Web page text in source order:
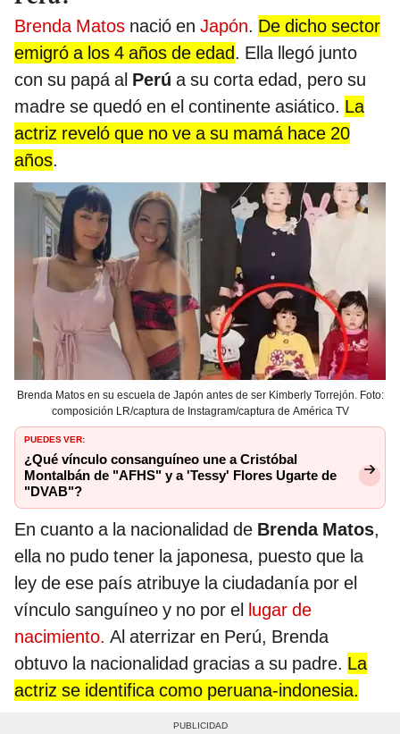
Brenda Matos nació en Japón. De dicho sector
emigró a los 4 años de edad. Ella llegó junto
con su papá al Perú a su corta edad, pero su
madre se quedó en el continente asiático. La
actriz reveló que no ve a su mamá hace 20
años.
Brenda Matos en su escuela de Japón antes de ser Kimberly Torrejón. Foto:
composición LR/captura de Instagram/captura de América TV
PUEDES VER:
¿Qué vínculo consanguíneo une a Cristóbal
Montalbán de "AFHS" y a 'Tessy' Flores Ugarte de
"DVAB"?
En cuanto a la nacionalidad de Brenda Matos,
ella no pudo tener la japonesa, puesto que la
ley de ese país atribuye la ciudadanía por el
vínculo sanguíneo y no por el lugar de
nacimiento. Al aterrizar en Perú, Brenda
obtuvo la nacionalidad gracias a su padre. La
actriz se identifica como peruana-indonesia.